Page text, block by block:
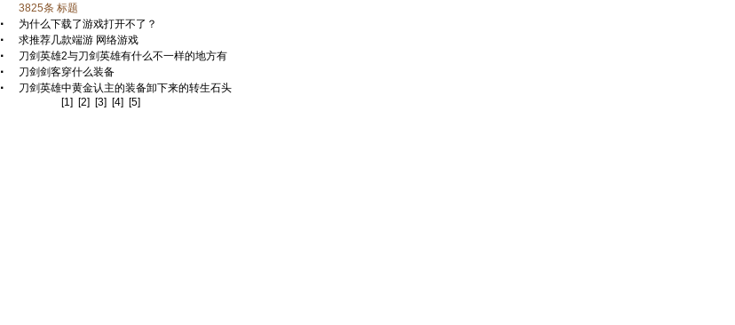
3825条 标题
· 为什么下载了游戏打开不了？
· 求推荐几款端游 网络游戏
· 刀剑英雄2与刀剑英雄有什么不一样的地方有
· 刀剑剑客穿什么装备
· 刀剑英雄中黄金认主的装备卸下来的转生石头
[1] [2] [3] [4] [5]